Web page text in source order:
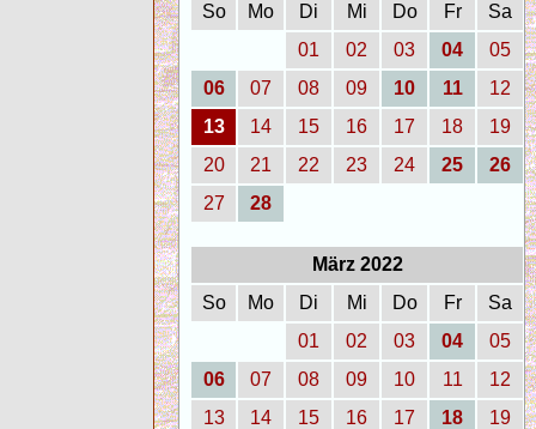
So
Mo Di Mi Do Fr
Sa
01
02 03 04
05
06
07 08 09 10 11
12
13
14 15 16 17 18
19
20
21 22 23 24 25
26
27
28
März 2022
So
Mo Di Mi Do Fr
Sa
01
02 03 04
05
06
07 08 09 10 11
12
13
14 15 16 17 18
19